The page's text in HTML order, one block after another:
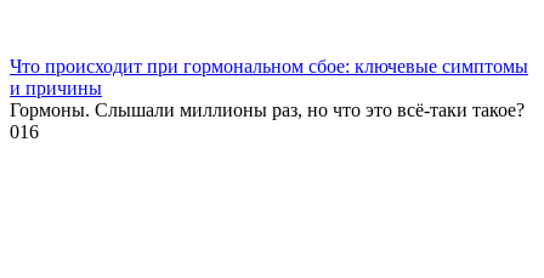
Что происходит при гормональном сбое: ключевые симптомы
и причины
Гормоны. Слышали миллионы раз, но что это всё-таки такое?
016